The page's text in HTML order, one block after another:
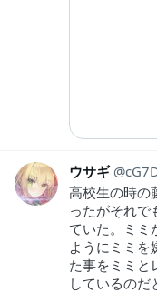
ウサギ
高校生の時の
ったがそれで
ていた。ミミ
ようにミミを
た事をミミと
しているのだ